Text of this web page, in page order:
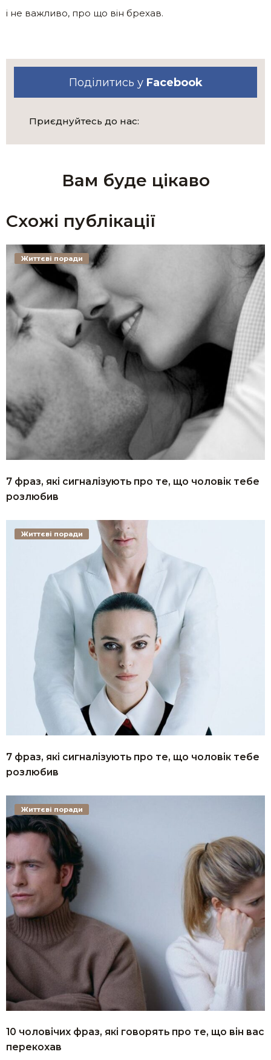
і не важливо, про що він брехав.
Поділитись у Facebook
Приєднуйтесь до нас:
Вам буде цікаво
Схожі публікації
7 фраз, які сигналізують про те, що чоловік тебе
розлюбив
Життєві поради
7 фраз, які сигналізують про те, що чоловік тебе
розлюбив
Життєві поради
10 чоловічих фраз, які говорять про те, що він вас
перекохав
Життєві поради